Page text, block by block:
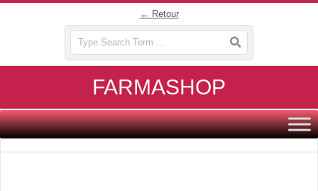
← Retour
FARMASHOP
Primary
Navigation